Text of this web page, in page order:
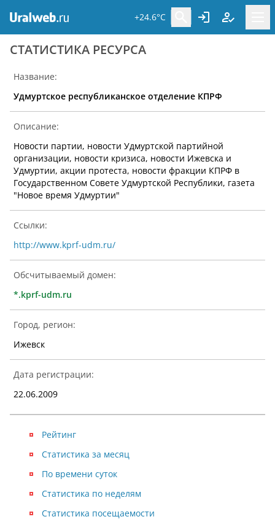
+24.6°C
CТАТИСТИКА РЕСУРСА
Название:
Удмуртское республиканское отделение КПРФ
Описание:
Новости партии, новости Удмуртской партийной
организации, новости кризиса, новости Ижевска и
Удмуртии, акции протеста, новости фракции КПРФ в
Государственном Совете Удмуртской Республики, газета
"Новое время Удмуртии"
Ссылки:
http://www.kprf-udm.ru/
Обсчитываемый домен:
*.kprf-udm.ru
Город, регион:
Ижевск
Дата регистрации:
22.06.2009
Рейтинг
Статистика посещаемости
Статистика за месяц
По времени суток
Статистика по неделям